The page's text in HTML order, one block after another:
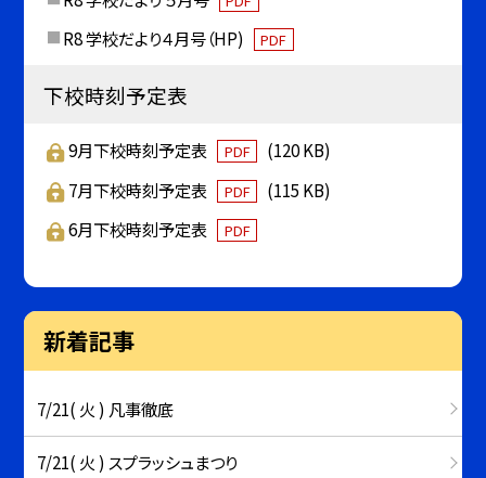
R8 学校だより４月号（HP) PDF
下校時刻予定表
9月下校時刻予定表 PDF
(120 KB)
7月下校時刻予定表
PDF
(115 KB)
6月下校時刻予定表
PDF
新着記事
7/21( 火 ) 凡事徹底
7/21( 火 ) スプラッシュまつり